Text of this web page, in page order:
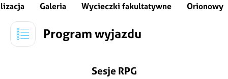
Program wyjazdu
Sesje RPG
Galeria Wycieczki fakultatywne Orionowy